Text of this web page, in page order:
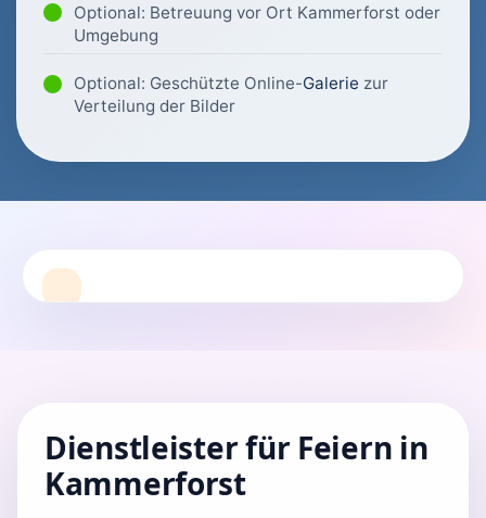
Optional: Betreuung vor Ort Kammerforst oder
Umgebung
Optional: Geschützte Online-Galerie zur
Verteilung der Bilder
Dienstleister für Feiern in
Kammerforst